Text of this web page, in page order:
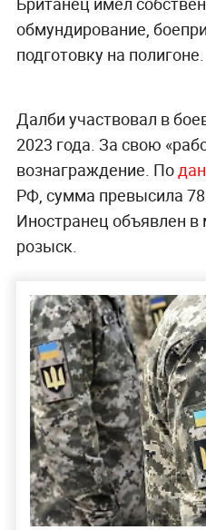
обмундирование,
подготовку на полигоне.
Далби участвовал в
2023 года. За свою
вознаграждение. По
РФ, сумма превысила
Иностранец объявлен
розыск.